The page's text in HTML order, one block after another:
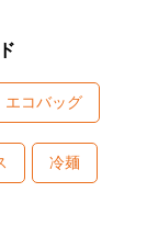
エコバッグ
冷麺